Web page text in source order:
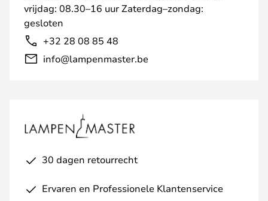
vrijdag: 08.30–16 uur Zaterdag–zondag:
gesloten
+32 28 08 85 48
info@lampenmaster.be
30 dagen retourrecht
Ervaren en Professionele Klantenservice